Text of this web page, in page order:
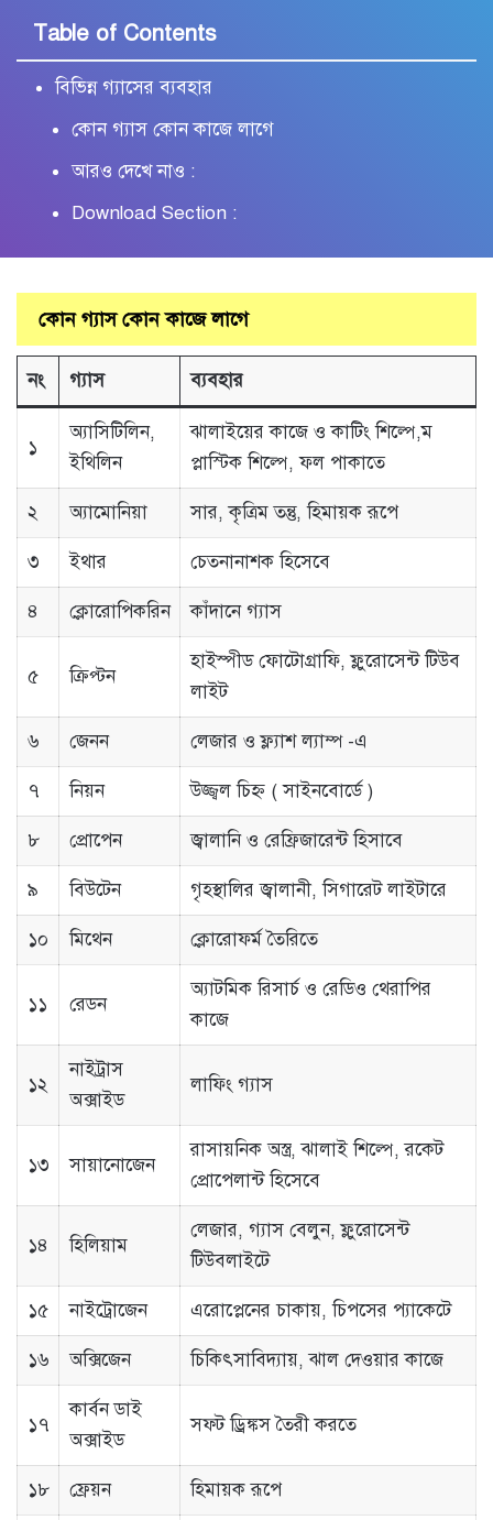
Table of Contents
বিভিন্ন গ্যাসের ব্যবহার
কোন গ্যাস কোন কাজে লাগে
আরও দেখে নাও :
Download Section :
কোন গ্যাস কোন কাজে লাগে
নং গ্যাস ব্যবহার
১
অ্যাসিটিলিন,
ইথিলিন
ঝালাইয়ের কাজে ও কাটিং শিল্পে,ম
প্লাস্টিক শিল্পে, ফল পাকাতে
২ অ্যামোনিয়া সার, কৃত্রিম তন্তু, হিমায়ক রূপে
৩ ইথার চেতনানাশক হিসেবে
৪ ক্লোরোপিকরিন কাঁদানে গ্যাস
৫ ক্রিপ্টন
হাইস্পীড ফোটোগ্রাফি, ফ্লুরোসেন্ট টিউব
লাইট
৬ জেনন লেজার ও ফ্ল্যাশ ল্যাম্প -এ
৭ নিয়ন উজ্জ্বল চিহ্ন ( সাইনবোর্ডে )
৮ প্রোপেন জ্বালানি ও রেফ্রিজারেন্ট হিসাবে
৯ বিউটেন গৃহস্থালির জ্বালানী, সিগারেট লাইটারে
১০ মিথেন ক্লোরোফর্ম তৈরিতে
১১ রেডন
অ্যাটমিক রিসার্চ ও রেডিও থেরাপির
কাজে
১২
নাইট্রাস
অক্সাইড
লাফিং গ্যাস
১৩ সায়ানোজেন
রাসায়নিক অস্ত্র, ঝালাই শিল্পে, রকেট
প্রোপেলান্ট হিসেবে
১৪ হিলিয়াম
লেজার, গ্যাস বেলুন, ফ্লুরোসেন্ট
টিউবলাইটে
১৫ নাইট্রোজেন এরোপ্লেনের চাকায়, চিপসের প্যাকেটে
১৬ অক্সিজেন চিকিৎসাবিদ্যায়, ঝাল দেওয়ার কাজে
১৭
কার্বন ডাই
অক্সাইড
সফ্ট ড্রিঙ্কস তৈরী করতে
১৮ ফ্রেয়ন হিমায়ক রূপে